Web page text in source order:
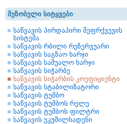
მეზობელი სიტყვები
საწვავის პირდაპირი შეფრქვევის
სისტემა
საწვავის რბილი რეზერვუარი
საწვავის საგზაო ხარჯი
საწვავის საშუალო ხარჯი
საწვავის სიჭარბე
საწვავის სიჭარბის კოეფიციენტი
საწვავის სტაბილიზატორი
საწვავის ტუმბო
საწვავის ტუმბოს რელე
საწვავის ტუმბოს ფილტრი
საწვავის უკუმილსადენი